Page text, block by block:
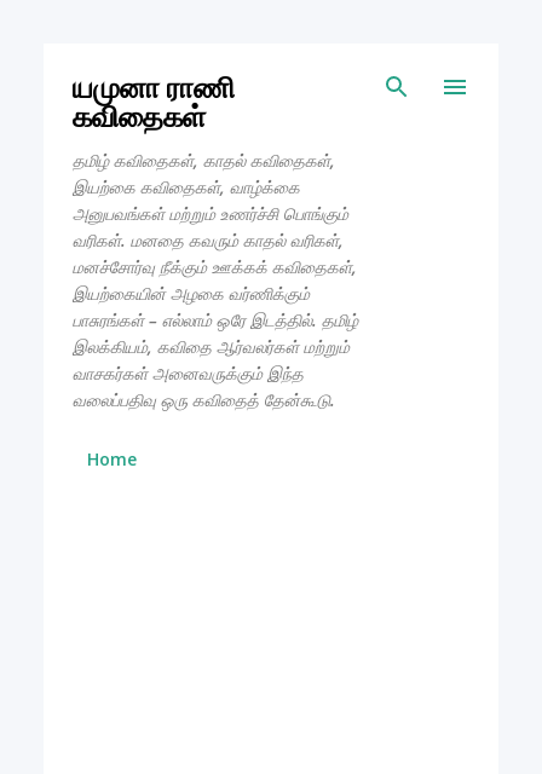
யமுனா ராணி
கவிதைகள்
தமிழ் கவிதைகள், காதல் கவிதைகள்,
இயற்கை கவிதைகள், வாழ்க்கை
அனுபவங்கள் மற்றும் உணர்ச்சி பொங்கும்
வரிகள். மனதை கவரும் காதல் வரிகள்,
மனச்சோர்வு நீக்கும் ஊக்கக் கவிதைகள்,
இயற்கையின் அழகை வர்ணிக்கும்
பாசுரங்கள் – எல்லாம் ஒரே இடத்தில். தமிழ்
இலக்கியம், கவிதை ஆர்வலர்கள் மற்றும்
வாசகர்கள் அனைவருக்கும் இந்த
வலைப்பதிவு ஒரு கவிதைத் தேன்கூடு.
Home